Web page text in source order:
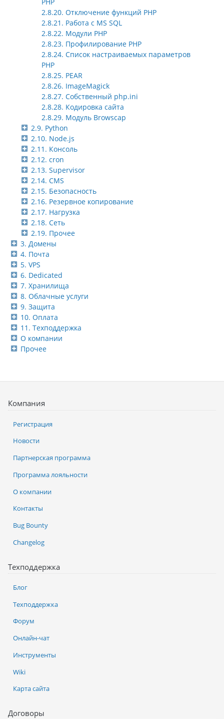
PHP
2.8.20. Отключение функций PHP
2.8.21. Работа с MS SQL
2.8.22. Модули PHP
2.8.23. Профилирование PHP
2.8.24. Список настраиваемых параметров
PHP
2.8.25. PEAR
2.8.26. ImageMagick
2.8.27. Собственный php.ini
2.8.28. Кодировка сайта
2.8.29. Модуль Browscap
2.9. Python
2.10. Node.js
2.11. Консоль
2.12. cron
2.13. Supervisor
2.14. CMS
2.15. Безопасность
2.16. Резервное копирование
2.17. Нагрузка
2.18. Сеть
2.19. Прочее
3. Домены
4. Почта
5. VPS
6. Dedicated
7. Хранилища
8. Облачные услуги
9. Защита
10. Оплата
11. Техподдержка
О компании
Прочее
Компания
Регистрация
Новости
Партнерская программа
Программа лояльности
О компании
Контакты
Bug Bounty
Changelog
Техподдержка
Блог
Техподдержка
Форум
Онлайн-чат
Инструменты
Wiki
Карта сайта
Договоры